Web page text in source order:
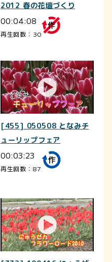
2012 春の花壇づくり
00:04:08
再生回数：30
[455] 050508 となみチ
ューリップフェア
00:03:23
再生回数：87